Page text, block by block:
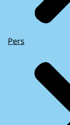
Pers